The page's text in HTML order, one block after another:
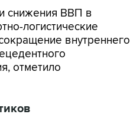
снижения ВВП в
логистические
внутреннего
отметило